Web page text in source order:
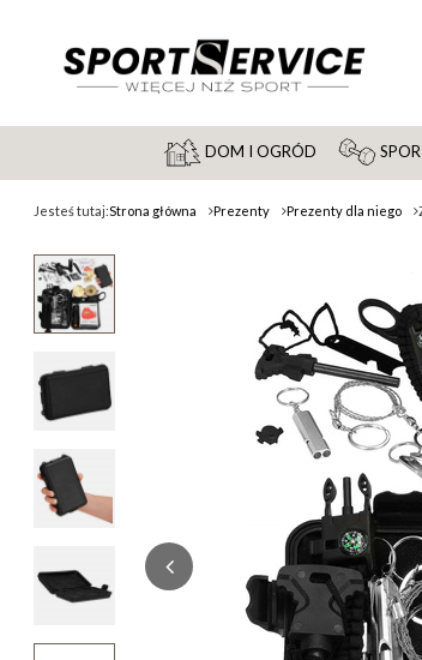
DOM I OGRÓD
Jesteś tutaj:Strona główna Prezenty Prezenty dla niego